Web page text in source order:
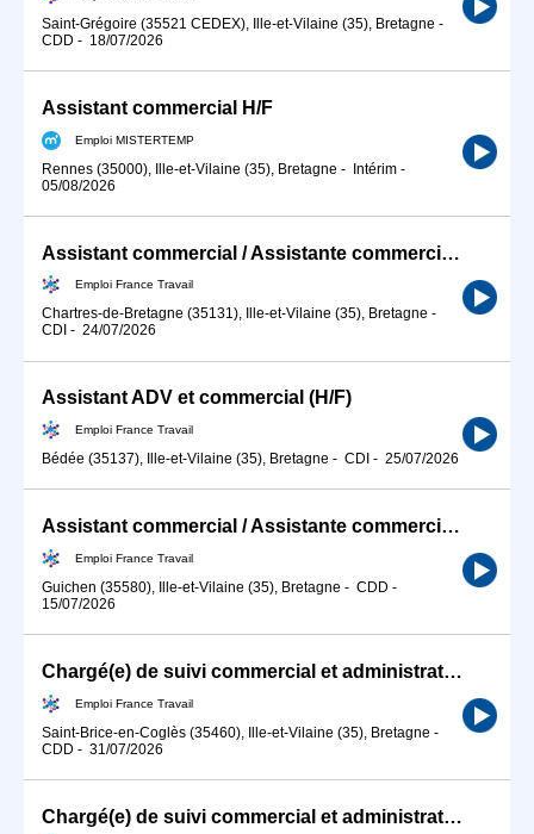
Saint-Grégoire (35521 CEDEX), Ille-et-Vilaine (35), Bretagne -
CDD - 18/07/2026
Assistant commercial H/F
Emploi MISTERTEMP
Rennes (35000), Ille-et-Vilaine (35), Bretagne - Intérim -
05/08/2026
Assistant commercial / Assistante commerciale
Emploi France Travail
Chartres-de-Bretagne (35131), Ille-et-Vilaine (35), Bretagne -
CDI - 24/07/2026
Assistant ADV et commercial (H/F)
Emploi France Travail
Bédée (35137), Ille-et-Vilaine (35), Bretagne - CDI - 25/07/2026
Assistant commercial / Assistante commerciale (H/F)
Emploi France Travail
Guichen (35580), Ille-et-Vilaine (35), Bretagne - CDD -
15/07/2026
Chargé(e) de suivi commercial et administration des ventes (H/F)
Emploi France Travail
Saint-Brice-en-Coglès (35460), Ille-et-Vilaine (35), Bretagne -
CDD - 31/07/2026
Chargé(e) de suivi commercial et administration des ventes (H/F)